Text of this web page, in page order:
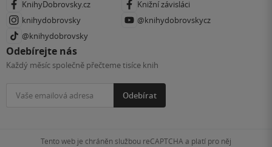
KnihyDobrovsky.cz
Knižní závisláci
knihydobrovsky
@knihydobrovskycz
@knihydobrovsky
Odebírejte nás
Každý měsíc společně přečteme tisíce knih
Odebírat
Tento web je chráněn službou reCAPTCHA a platí pro něj